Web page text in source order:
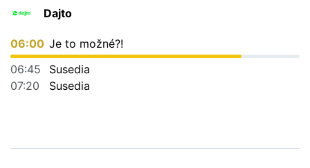
Dajto
06:00 Je to možné?!
06:45
Susedia
07:20
Susedia